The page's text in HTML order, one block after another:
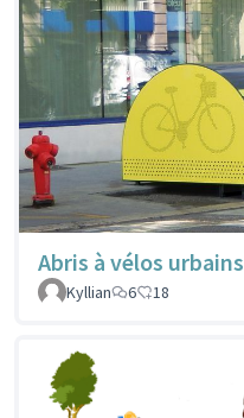
Abris à vélos urbains
Kyllian
6 18